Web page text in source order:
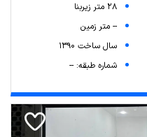
28 متر زیربنا
-- متر زمین
سال ساخت 1390
شماره طبقه: --